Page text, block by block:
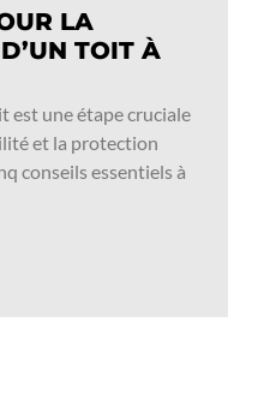
LA
TOIT À
est une étape cruciale
et la protection
conseils essentiels à